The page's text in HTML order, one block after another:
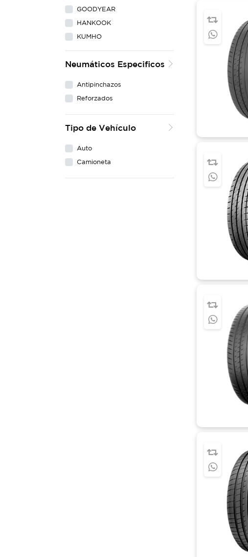
GOODYEAR
HANKOOK
KUMHO
LING LONG
MAXXIS
YOKOHAMA
Neumáticos Especificos
Antipinchazos
Reforzados
Tipo de Vehículo
Auto
Camioneta